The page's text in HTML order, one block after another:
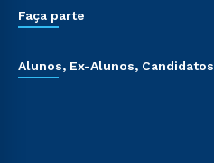
Faça parte
Alunos, Ex-Alunos, Candidatos